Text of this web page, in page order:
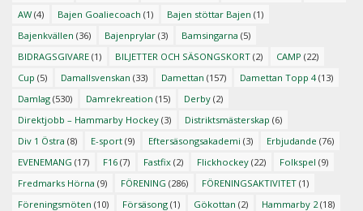
AW (4) Bajen Goaliecoach (1) Bajen stöttar Bajen (1)
Bajenkvällen (36) Bajenprylar (3) Bamsingarna (5)
BIDRAGSGIVARE (1) BILJETTER OCH SÄSONGSKORT (2) CAMP (22)
Cup (5) Damallsvenskan (33) Damettan (157) Damettan Topp 4(13)
Damlag (530) Damrekreation (15) Derby (2)
Direktjobb – Hammarby Hockey (3) Distriktsmästerskap (6)
Div 1 Östra (8) E-sport (9) Eftersäsongsakademi (3) Erbjudande (76)
EVENEMANG (17) F16 (7) Fastfix (2) Flickhockey (22) Folkspel (9)
Fredmarks Hörna (9) FÖRENING (286) FÖRENINGSAKTIVITET (1)
Föreningsmöten (10) Försäsong (1) Gökottan (2) Hammarby 2 (18)